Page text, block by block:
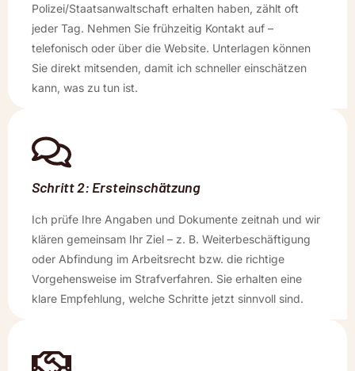
Polizei/Staatsanwaltschaft erhalten haben, zählt oft
jeder Tag. Nehmen Sie frühzeitig Kontakt auf –
telefonisch oder über die Website. Unterlagen können
Sie direkt mitsenden, damit ich schneller einschätzen
kann, was zu tun ist.
Schritt 2: Ersteinschätzung
Ich prüfe Ihre Angaben und Dokumente zeitnah und wir
klären gemeinsam Ihr Ziel – z. B. Weiterbeschäftigung
oder Abfindung im Arbeitsrecht bzw. die richtige
Vorgehensweise im Strafverfahren. Sie erhalten eine
klare Empfehlung, welche Schritte jetzt sinnvoll sind.